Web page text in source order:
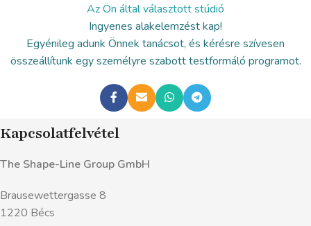
Az Ön által választott stúdió
Ingyenes alakelemzést kap!
Egyénileg adunk Önnek tanácsot, és kérésre szívesen
összeállítunk egy személyre szabott testformáló programot.
Kapcsolatfelvétel
The Shape-Line Group GmbH
Brausewettergasse 8
1220 Bécs